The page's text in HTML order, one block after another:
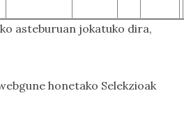
asteburuan jokatuko dira,
honetako Selekzioak